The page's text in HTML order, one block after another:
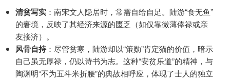
清贫写实 ：南宋文人隐居时，常需自给自足。陆游“食无鱼”
的窘境，反映了其经济来源的匮乏（如仅靠微薄俸禄或亲
友接济）。
风骨自持：尽管贫寒，陆游却以“策勋”肯定猫的价值，暗示
自己虽无厚禄，仍以诗书为志。这种“安贫乐道”的精神，与
陶渊明“不为五斗米折腰”的典故相呼应，体现了士人的独立